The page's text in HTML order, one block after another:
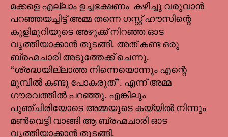
മക്കളെ എല്ലാം ഉച്ചഭക്ഷണം കഴിച്ചു വരുവാൻ
പറഞ്ഞയച്ചിട്ട് അമ്മ തന്നെ ഗസ്റ്റ് ഹൗസിന്റെ
കുളിമുറിയുടെ അഴുക്ക് നിറഞ്ഞ ഓട
വൃത്തിയാക്കാൻ തുടങ്ങി. അത് കണ്ട ഒരു
ബ്രഹ്മചാരി അടുത്തേക്ക് ചെന്നു.
“ശ്രദ്ധയില്ലാത്ത നിന്നെയൊന്നും എന്റെ
മുമ്പിൽ കണ്ടു പോകരുത്”. എന്ന് അമ്മ
ഗൗരവത്തിൽ പറഞ്ഞു. എങ്കിലും
പുഞ്ചിരിയോടെ അമ്മയുടെ കയ്യിൽ നിന്നും
മൺവെട്ടി വാങ്ങി ആ ബ്രഹ്മചാരി ഓട
വൃത്തിയാക്കാൻ തുടങ്ങി.